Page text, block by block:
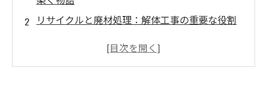
リサイクルと廃材処理：解体工事の重要な役割
未経験からプロフェッショナルへ：解体工事の